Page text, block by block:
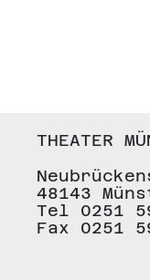
THEATER
48143
Tel 0251
Fax 0251